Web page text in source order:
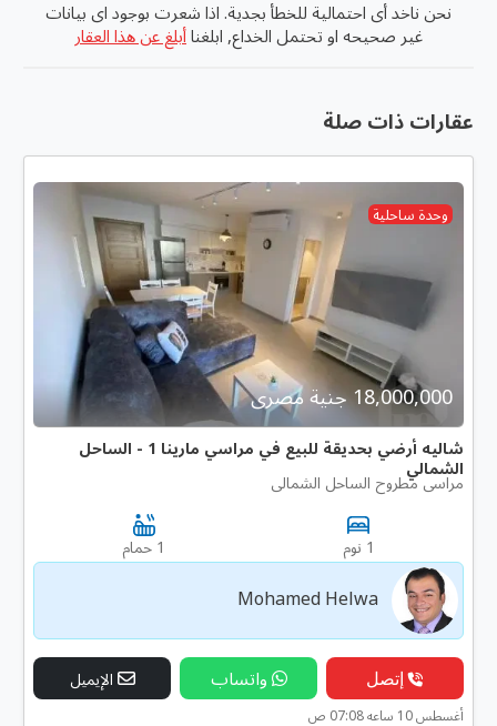
نحن ناخد أى احتمالية للخطأ بجدية. اذا شعرت بوجود اى بيانات
غير صحيحه او تحتمل الخداع, ابلغنا أبلغ عن هذا العقار
عقارات ذات صلة
وحدة ساحلية
18,000,000 جنية مصرى
شاليه أرضي بحديقة للبيع في مراسي مارينا 1 - الساحل
الشمالي
مراسى مطروح الساحل الشمالى
1 نوم 1 حمام
Mohamed Helwa
إتصل واتساب الإيميل
أغسطس 10 ساعه 07:08 ص